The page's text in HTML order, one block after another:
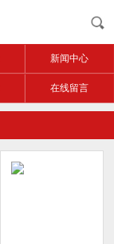
新闻中心
在线留言